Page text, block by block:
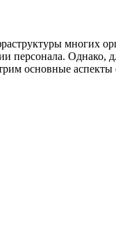
многих
Однако,
основные аспекты